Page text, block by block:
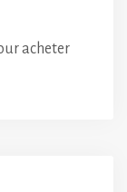
acheter